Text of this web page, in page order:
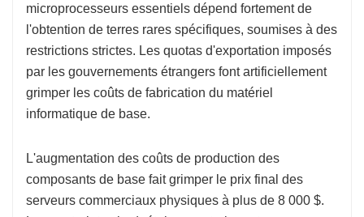
microprocesseurs essentiels dépend fortement de
l'obtention de terres rares spécifiques, soumises à des
restrictions strictes. Les quotas d'exportation imposés
par les gouvernements étrangers font artificiellement
grimper les coûts de fabrication du matériel
informatique de base.
L'augmentation des coûts de production des
composants de base fait grimper le prix final des
serveurs commerciaux physiques à plus de 8 000 $.